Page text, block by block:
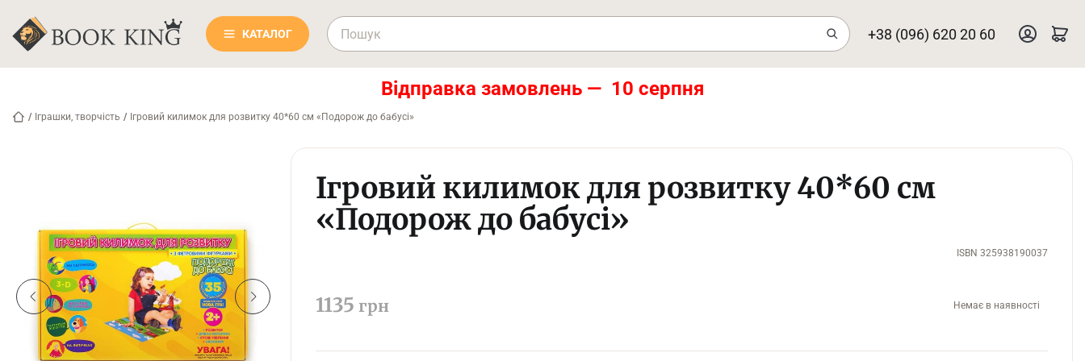
КАТАЛОГ +38 (096) 620 20 60
Відправка замовлень — 10 серпня
/ Іграшки, творчість / Ігровий килимок для розвитку 40*60 см «Подорож до бабусі»
Ігровий килимок для розвитку 40*60 см
«Подорож до бабусі»
ISBN 325938190037
1135 грн Немає в наявності